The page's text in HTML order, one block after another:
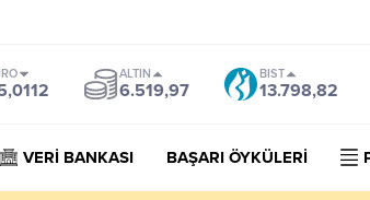
ALTIN
6.519,97
BIST
13.798,82
VERİ BANKASI BAŞARI ÖYKÜLERİ